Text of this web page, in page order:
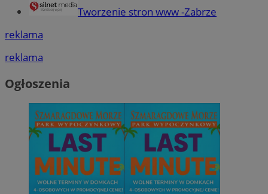
Tworzenie stron www -Zabrze
reklama
reklama
Ogłoszenia